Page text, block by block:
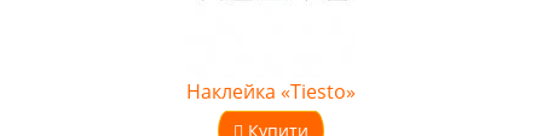
Наклейка «Tiesto»
Купити